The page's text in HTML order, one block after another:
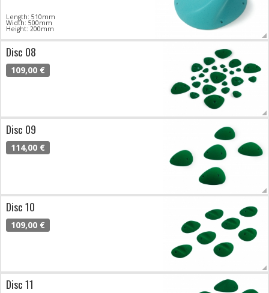
Length: 510mm
Width: 500mm
Height: 200mm
Disc 08
109,00 €
Disc 09
114,00 €
Disc 10
109,00 €
Disc 11